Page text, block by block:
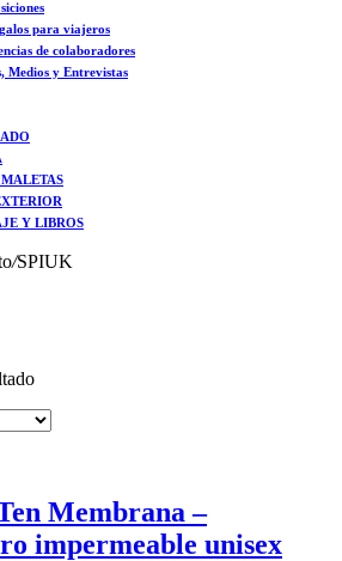
para viajeros
de colaboradores
Medios y Entrevistas
Y LIBROS
/SPIUK
Membrana –
impermeable unisex